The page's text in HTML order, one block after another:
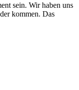
sein. Wir haben uns
kommen. Das